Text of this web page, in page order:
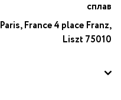
сплав
Paris, France 4 place Franz,
Liszt 75010